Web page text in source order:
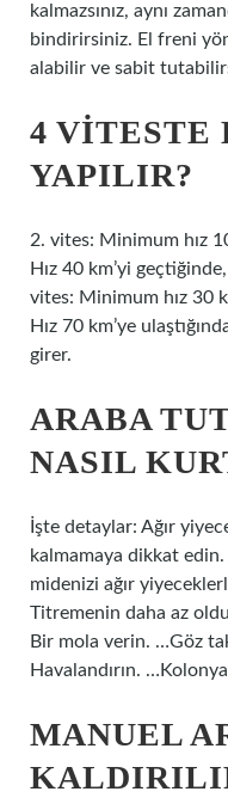
kalmazsınız, aynı
bindirirsiniz. El freni
alabilir ve sabit
4 VITESTE
YAPILIR?
2. vites: Minimum hız
Hız 40 km’yi
vites: Minimum hız 30
Hız 70 km’ye
girer.
ARABA
NASIL
İşte detaylar: Ağır
kalmamaya dikkat
midenizi ağır
Titremenin daha az
Bir mola verin. …Göz
Havalandırın.
MANUEL